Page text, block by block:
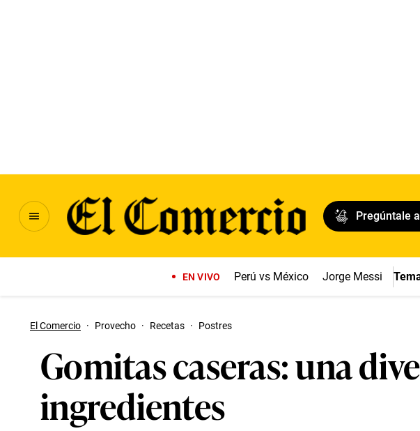
Pregúntale
EN VIVO Perú vs México Jorge Messi
El Comercio · Provecho · Recetas · Postres
Gomitas caseras: una
ingredientes